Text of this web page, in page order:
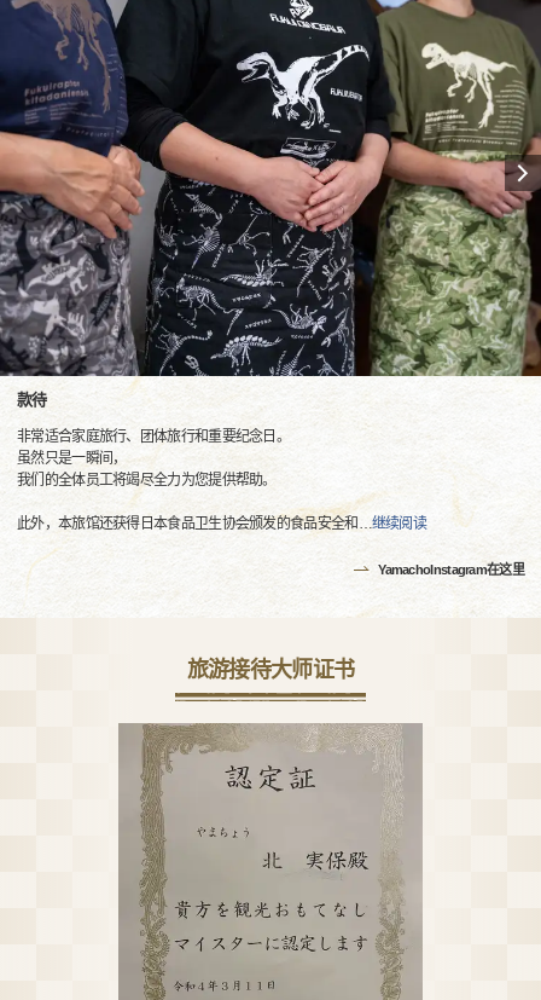
款待
非常适合家庭旅行、团体旅行和重要纪念日。
虽然只是一瞬间，
我们的全体员工将竭尽全力为您提供帮助。
此外，本旅馆还获得日本食品卫生协会颁发的食品安全和 …继续阅读
YamachoInstagram在这里
旅游接待大师证书